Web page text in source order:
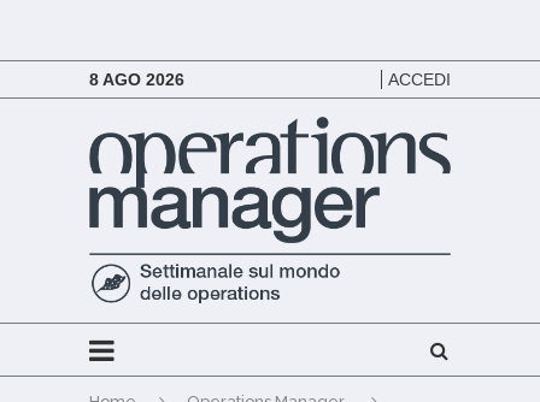
8 AGO 2026 ACCEDI